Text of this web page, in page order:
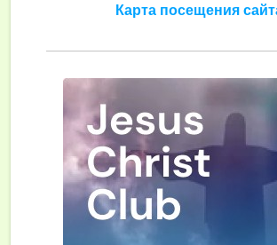
Карта посещения